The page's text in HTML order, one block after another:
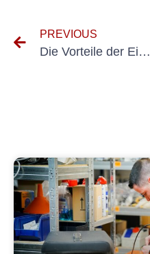
PREVIOUS
Die Vorteile der Einhaltung der VDE-Normen für Kleingeräteprüfung